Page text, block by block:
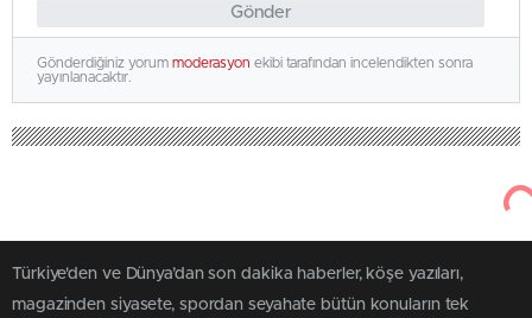
Gönder
Gönderdiğiniz yorum moderasyon ekibi tarafından incelendikten sonra
yayınlanacaktır.
Türkiye'den ve Dünya’dan son dakika haberler, köşe yazıları,
magazinden siyasete, spordan seyahate bütün konuların tek